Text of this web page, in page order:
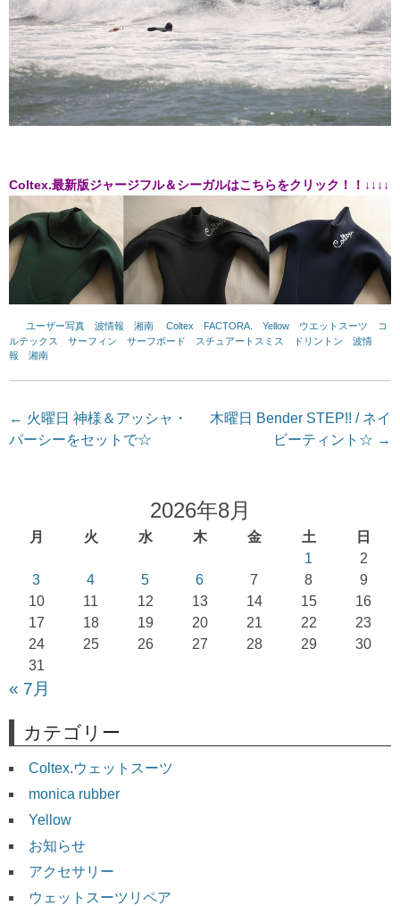
Coltex.最新版ジャージフル＆シーガルはこちらをクリック！！↓↓↓↓
ユーザー写真 波情報 湘南 Coltex FACTORA. Yellow ウエットスーツ
コ
ルテックス
サーフィン サーフボード スチュアートスミス ドリントン
波情
報 湘南
投
稿
← 火曜日 神様＆アッシャ・
パーシーをセットで☆
木曜日 Bender STEP!! / ネイ
ビーティント☆ →
2026年8月
月 火 水 木 金 土
日
1
2
3
4 5 6 7 8
9
10
11 12 13 14 15
16
17
18 19 20 21 22
23
24
25 26 27 28 29
30
31
« 7月
カテゴリー
Coltex.ウェットスーツ
monica rubber
Yellow
お知らせ
アクセサリー
ウェットスーツリペア